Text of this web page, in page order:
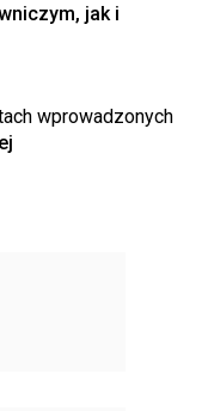
jak i
wprowadzonych